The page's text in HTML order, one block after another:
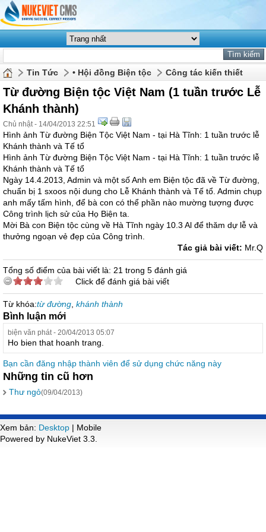
Tin Tức • Hội đồng Biện tộc Công tác kiến thiết
Từ đường Biện tộc Việt Nam (1 tuần trước Lễ
Khánh thành)
Chủ nhật - 14/04/2013 22:51
Hình ảnh Từ đường Biện Tộc Việt Nam - tại Hà Tĩnh: 1 tuần trước lễ
Khánh thành và Tế tổ
Hình ảnh Từ đường Biện Tộc Việt Nam - tại Hà Tĩnh: 1 tuần trước lễ
Khánh thành và Tế tổ
Ngày 14.4.2013, Admin và một số Anh em Biện tộc đã về Từ đường,
chuẩn bị 1 sxoos nội dung cho Lễ Khánh thành và Tế tổ. Admin chụp
anh mấy tấm hình, để bà con có thể phần nào mường tượng được
Công trình lịch sử của Họ Biện ta.
Mời Bà con Biện tộc cùng về Hà Tĩnh ngày 10.3 Al để thăm dự lễ và
thưởng ngoạn vẻ đẹp của Công trình.
Tác giả bài viết: Mr.Q
Tổng số điểm của bài viết là: 21 trong 5 đánh giá
Click để đánh giá bài viết
Từ khóa:từ đường khánh thành
Bình luận mới
biện văn phát - 20/04/2013 05:07
Ho bien that hoanh trang.
Bạn cần đăng nhập thành viên để sử dụng chức năng này
Những tin cũ hơn
Thư ngỏ(09/04/2013)
Xem bản: Desktop | Mobile
Powered by NukeViet 3.3.